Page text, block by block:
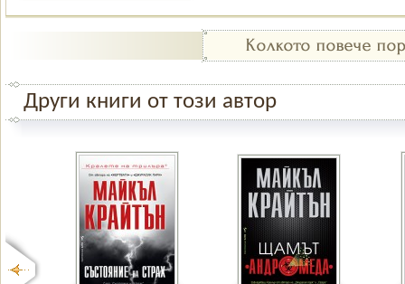
Други книги от този автор